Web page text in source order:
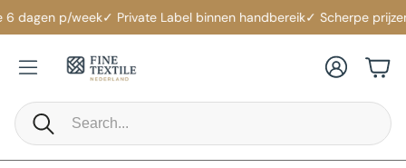
dagen p/week✓ Private Label binnen handbereik✓ Scherpe prijzen
Zoeken
Account